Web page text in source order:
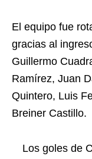
El equipo fue
gracias al
Guillermo
Ramírez, Juan
Quintero, Luis
Breiner Castillo.
Los goles de